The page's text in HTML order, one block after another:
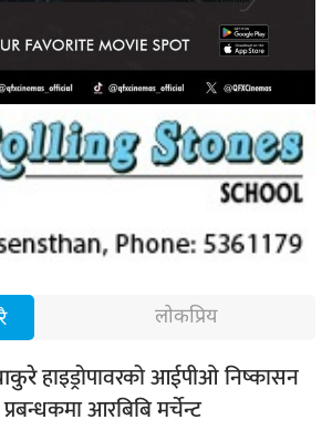
लोकप्रिय
हाइड्रोपावरको आईपीओ निष्कासन
प्रबन्धकमा आरबिबि मर्चेन्ट